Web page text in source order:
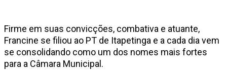
Firme em suas convicções, combativa e atuante,
Francine se filiou ao PT de Itapetinga e a cada dia vem
se consolidando como um dos nomes mais fortes
para a Câmara Municipal.